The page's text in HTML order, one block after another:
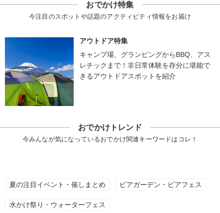
おでかけ特集
今注目のスポットや話題のアクティビティ情報をお届け
アウトドア特集
キャンプ場、グランピングからBBQ、アス
レチックまで！非日常体験を存分に堪能で
きるアウトドアスポットを紹介
おでかけトレンド
今みんなが気になっているおでかけ関連キーワードはコレ！
夏の注目イベント・催しまとめ ビアガーデン・ビアフェス
水かけ祭り・ウォーターフェス